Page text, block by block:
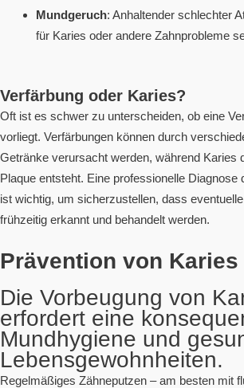
Mundgeruch: Anhaltender schlechter
für Karies oder andere Zahnprobleme
Verfärbung oder Karies?
Oft ist es schwer zu unterscheiden, ob eine
vorliegt. Verfärbungen können durch
Getränke verursacht werden, während Karies
Plaque entsteht. Eine professionelle Diagnose
ist wichtig, um sicherzustellen, dass
frühzeitig erkannt und behandelt werden.
Prävention von Karies
Die Vorbeugung von
erfordert eine
Mundhygiene und
Lebensgewohnheiten.
Regelmäßiges Zähneputzen – am besten mit